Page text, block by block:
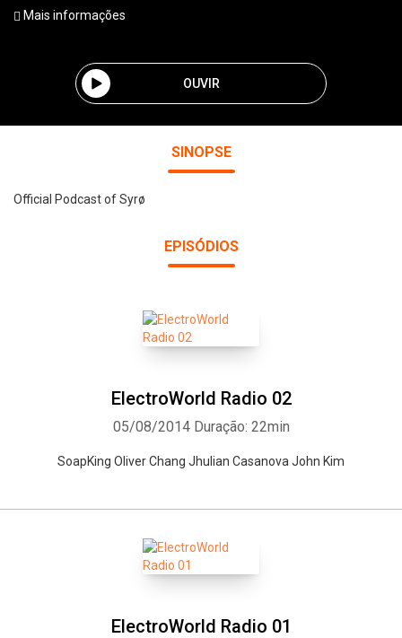
Mais informações
OUVIR
SINOPSE
Official Podcast of Syrø
EPISÓDIOS
ElectroWorld Radio 02
05/08/2014 Duração: 22min
SoapKing Oliver Chang Jhulian Casanova John Kim
ElectroWorld Radio 01